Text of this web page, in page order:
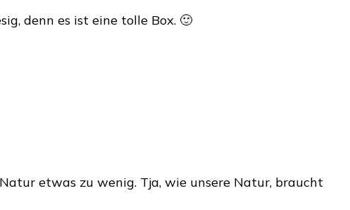
denn es ist eine tolle Box. 🙂
etwas zu wenig. Tja, wie unsere Natur, braucht